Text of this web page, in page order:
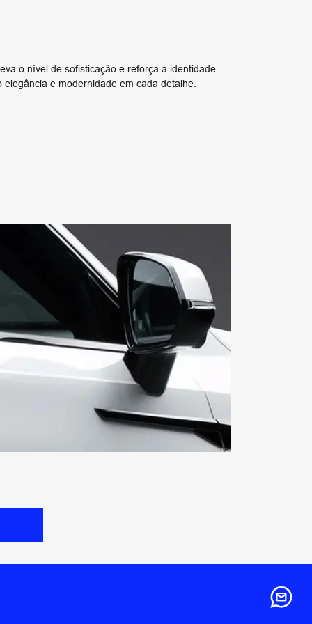
o nível de sofisticação e reforça a identidade
e modernidade em cada detalhe.